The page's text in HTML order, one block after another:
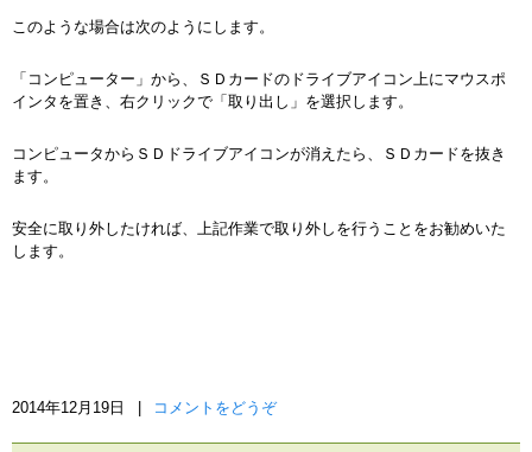
このような場合は次のようにします。
「コンピューター」から、ＳＤカードのドライブアイコン上にマウスポ
インタを置き、右クリックで「取り出し」を選択します。
コンピュータからＳＤドライブアイコンが消えたら、ＳＤカードを抜き
ます。
安全に取り外したければ、上記作業で取り外しを行うことをお勧めいた
します。
2014年12月19日 コメントをどうぞ